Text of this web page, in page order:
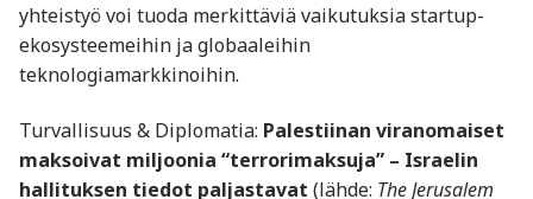
yhteistyö voi tuoda merkittäviä vaikutuksia startup-
ekosysteemeihin ja globaaleihin
teknologiamarkkinoihin.
Turvallisuus & Diplomatia: Palestiinan viranomaiset
maksoivat miljoonia “terrorimaksuja” – Israelin
hallituksen tiedot paljastavat (lähde: The Jerusalem